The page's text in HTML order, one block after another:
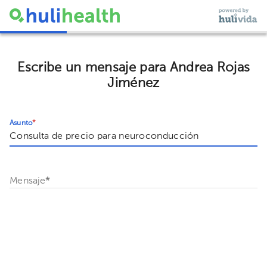
Escribe un mensaje para Andrea Rojas
Jiménez
Asunto*
Mensaje*